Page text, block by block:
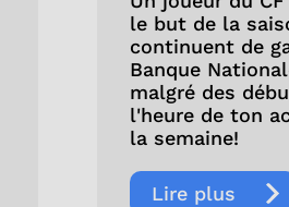
le but de la
continuent de
Banque
malgré des
l'heure de ton
la semaine!
Lire plus